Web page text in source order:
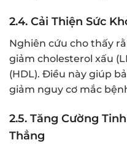
2.4. Cải Thiện Sức
Nghiên cứu cho thấy
giảm cholesterol xấu
(HDL). Điều này giúp
giảm nguy cơ mắc
2.5. Tăng Cường
Thẳng